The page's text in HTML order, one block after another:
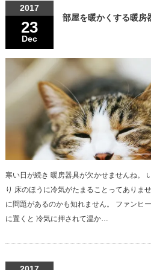
2017
23
Dec
部屋を暖かくする暖房
寒い日が続き 暖房器具が欠かせませんね。
り 床のほうに冷気がたまることってありま
に問題があるのかも知れません。 ファンヒ
に置くと 冷気に押されて温か…